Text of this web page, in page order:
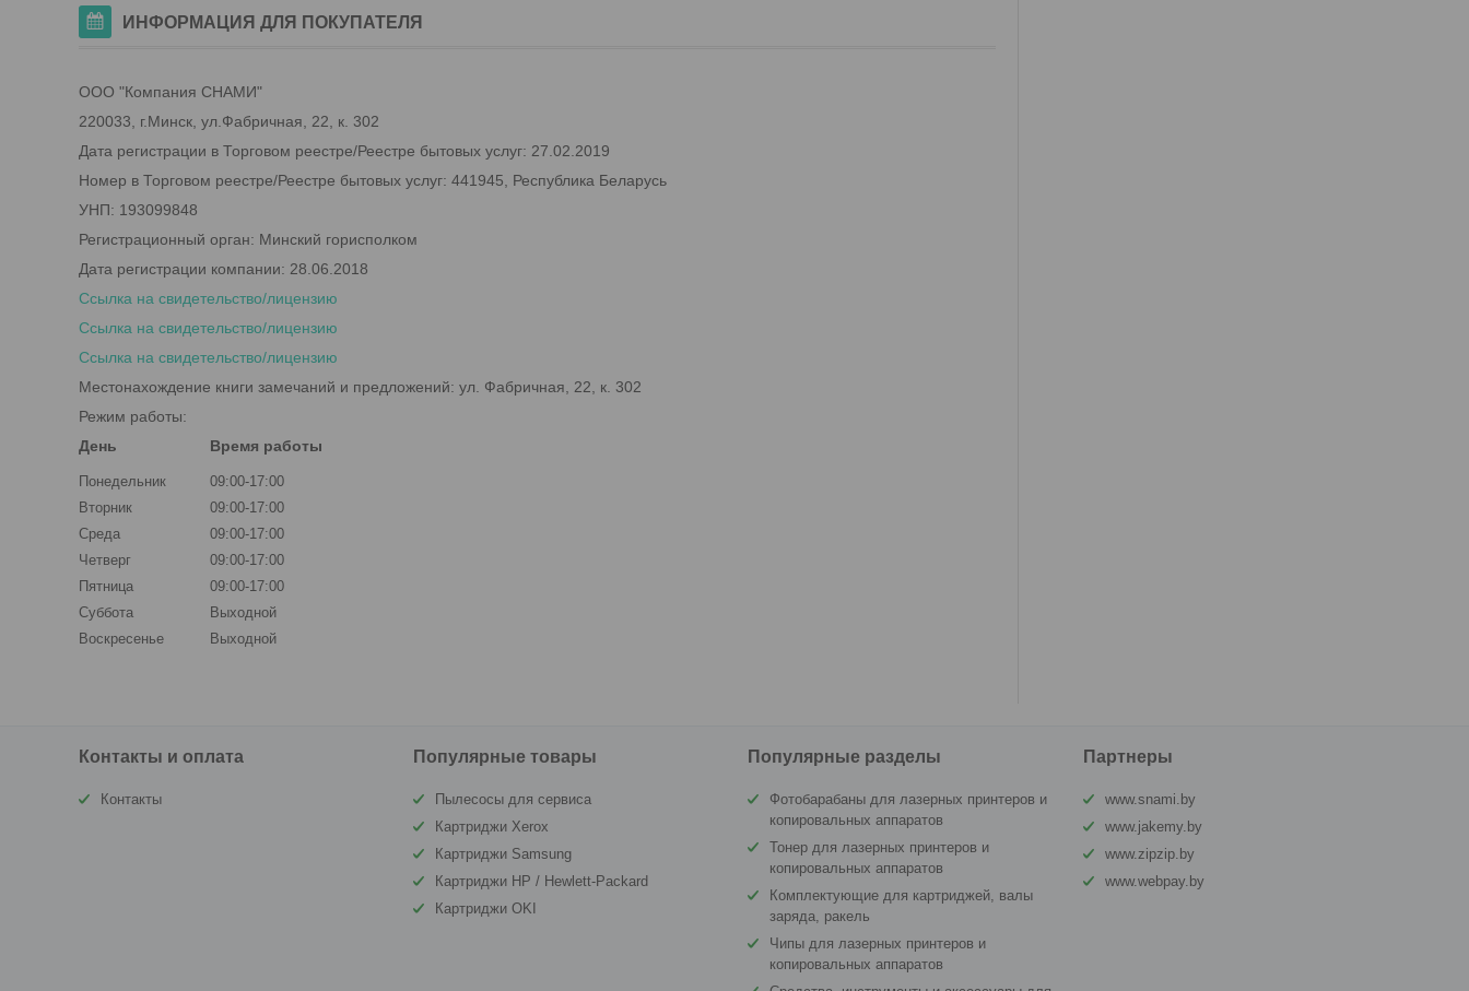
ИНФОРМАЦИЯ ДЛЯ ПОКУПАТЕЛЯ
ООО "Компания СНАМИ"
220033, г.Минск, ул.Фабричная, 22, к. 302
Дата регистрации в Торговом реестре/Реестре бытовых услуг: 27.02.2019
Номер в Торговом реестре/Реестре бытовых услуг: 441945, Республика Беларусь
УНП: 193099848
Регистрационный орган: Минский горисполком
Дата регистрации компании: 28.06.2018
Ссылка на свидетельство/лицензию
Ссылка на свидетельство/лицензию
Ссылка на свидетельство/лицензию
Местонахождение книги замечаний и предложений: ул. Фабричная, 22, к. 302
Режим работы:
День
Время работы
Понедельник
09:00-17:00
Вторник
09:00-17:00
Среда
09:00-17:00
Четверг
09:00-17:00
Пятница
09:00-17:00
Суббота
Выходной
Воскресенье
Выходной
Контакты и оплата
Контакты
Популярные товары
Пылесосы для сервиса
Картриджи Xerox
Картриджи Samsung
Картриджи HP / Hewlett-Packard
Картриджи OKI
Популярные разделы
Фотобарабаны для лазерных принтеров и
копировальных аппаратов
Тонер для лазерных принтеров и
копировальных аппаратов
Комплектующие для картриджей, валы
заряда, ракель
Чипы для лазерных принтеров и
копировальных аппаратов
Партнеры
www.snami.by
www.jakemy.by
www.zipzip.by
www.webpay.by